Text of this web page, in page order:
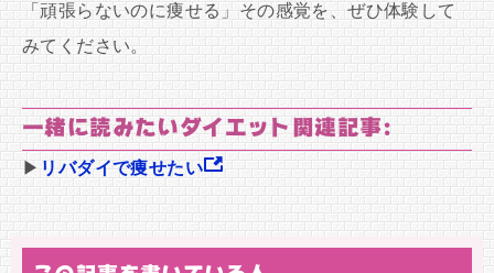
「頑張らないのに痩せる」その感覚を、ぜひ体験して
みてください。
一緒に読みたいダイエット関連記事:
▶ リバダイで痩せたい